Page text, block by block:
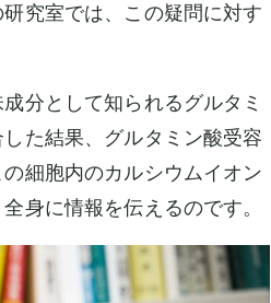
究室では、この疑問に対す
分として知られるグルタミ
た結果、グルタミン酸受容
細胞内のカルシウムイオン
身に情報を伝えるのです。